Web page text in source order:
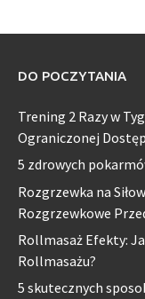
DO POCZYTANIA
Trening 2 Razy w
Ograniczonej
5 zdrowych
Rozgrzewka na
Rozgrzewkowe
Rollmasaż Efekty:
Rollmasażu?
5 skutecznych